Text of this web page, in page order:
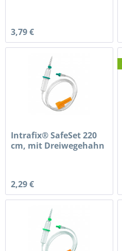
3,79 €
Intrafix® SafeSet 220
cm, mit Dreiwegehahn
2,29 €